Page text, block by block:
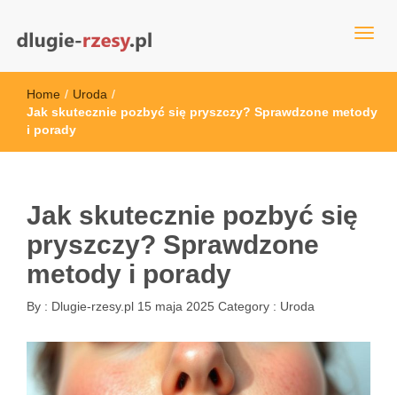
dlugie-rzesy.pl
Home / Uroda /
Jak skutecznie pozbyć się pryszczy? Sprawdzone metody
i porady
Jak skutecznie pozbyć się
pryszczy? Sprawdzone
metody i porady
By : Dlugie-rzesy.pl 15 maja 2025 Category : Uroda